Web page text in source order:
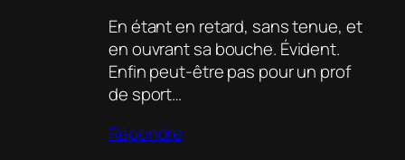
En étant en retard, sans tenue, et
en ouvrant sa bouche. Évident.
Enfin peut-être pas pour un prof
de sport…
Répondre